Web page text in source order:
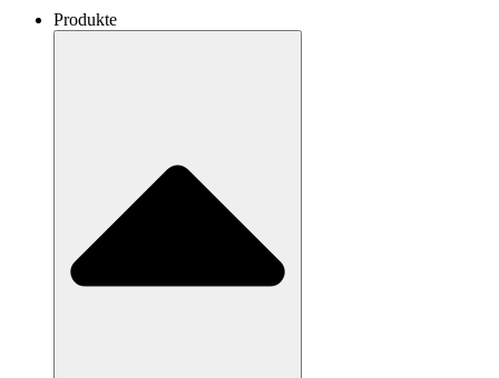
Produkte